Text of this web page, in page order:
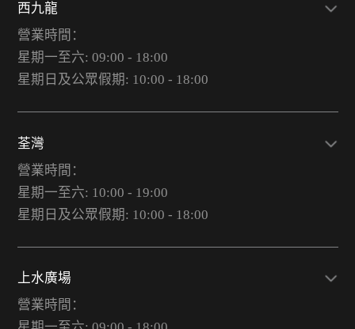
西九龍
營業時間：
星期一至六: 09:00 - 18:00
星期日及公眾假期: 10:00 - 18:00
荃灣
營業時間：
星期一至六: 10:00 - 19:00
星期日及公眾假期: 10:00 - 18:00
上水廣場
營業時間：